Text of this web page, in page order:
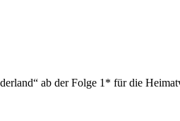
ab der Folge 1* für die